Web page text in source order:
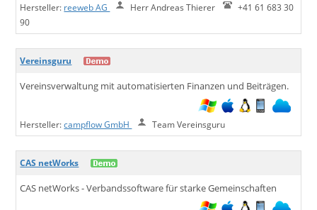
Hersteller: reeweb AG Herr Andreas Thierer
+41 61 683 30
90
Vereinsguru
Vereinsverwaltung mit automatisierten Finanzen und Beiträgen.
Hersteller:campflow GmbH Team Vereinsguru
CAS netWorks
CAS netWorks - Verbandssoftware für starke Gemeinschaften